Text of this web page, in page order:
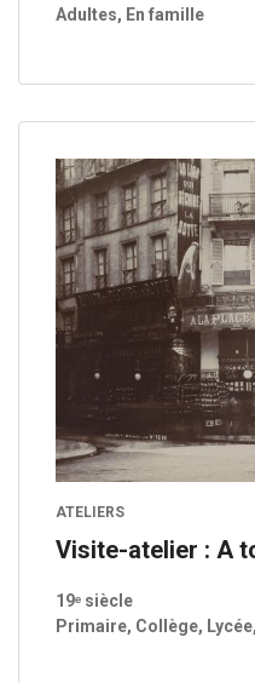
Adultes, En famille
ATELIERS
Visite-atelier : A
19ᵉ siècle
Primaire, Collège,